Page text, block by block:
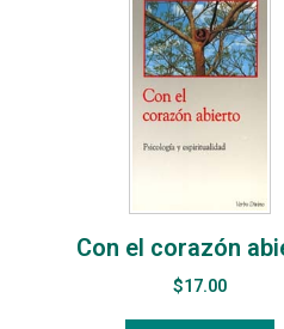
Con el corazón
$17.00